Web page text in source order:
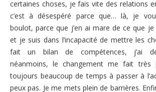
certaines choses, je fais vite des relations
c’est à désespéré parce que… là, je
boulot, parce que j’en ai mare de ce que
et je suis dans l’incapacité de mettre les
fait un bilan de compétences, j’ai
néanmoins, le changement me fait
toujours beaucoup de temps à passer à
peux pas. Je me mets plein de barrières.